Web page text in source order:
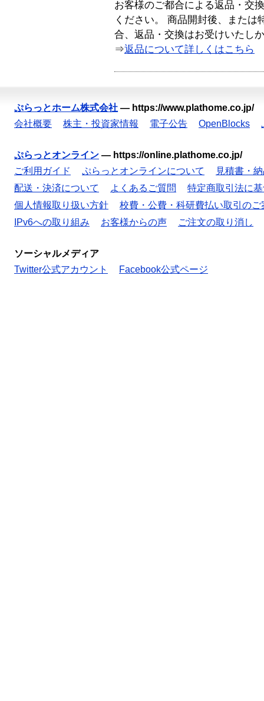
お客様のご都合による返品・交
ください。 商品開封後、または
合、返品・交換はお受けいたし
⇒返品について詳しくはこちら
ぷらっとホーム株式会社 — https://www.plathome.co.jp/
会社概要
株主・投資家情報 電子公告 OpenBlocks
ぷらっとオンライン — https://online.plathome.co.jp/
ご利用ガイド
ぷらっとオンラインについて
見積書・
配送・決済について
よくあるご質問
特定商取引法に
個人情報取り扱い方針
校費・公費・科研費払い取引のご
IPv6への取り組み
お客様からの声 ご注文の取り消し
ソーシャルメディア
Twitter公式アカウント
Facebook公式ページ